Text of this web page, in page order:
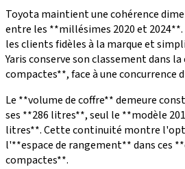
Toyota maintient une cohérence
entre les **millésimes 2020 et
les clients fidèles à la marque et
Yaris conserve son classement dans
compactes**, face à une concurrence
Le **volume de coffre** demeure
ses **286 litres**, seul le **modèle
litres**. Cette continuité montre
l'**espace de rangement** dans ces
compactes**.